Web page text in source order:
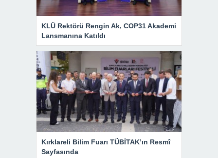
KLÜ Rektörü Rengin Ak, COP31 Akademi
Lansmanına Katıldı
Kırklareli Bilim Fuarı TÜBİTAK’ın Resmî
Sayfasında